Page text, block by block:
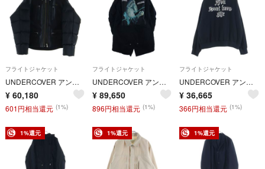
フライトジャケット
UNDERCOVER アンダーカバー 25AW ダウンスリーブドッキングライダースジャケット ブラック UP2E4207
¥ 60,180
601円相当還元 (1%)
フライトジャケット
UNDERCOVER アンダーカバー 25AW 2-in-1 parka 背面グラフィックモッズコート ロングコート ブラック UC2E4310-2
¥ 89,650
896円相当還元 (1%)
フライトジャケット
UNDERCOVER アンダーカバー 25AW Ry/Pe ツイルスカジャン レーヨンジャケット ブラック UP2E4202
¥ 36,665
366円相当還元 (1%)
1%還元 1%還元 1%還元